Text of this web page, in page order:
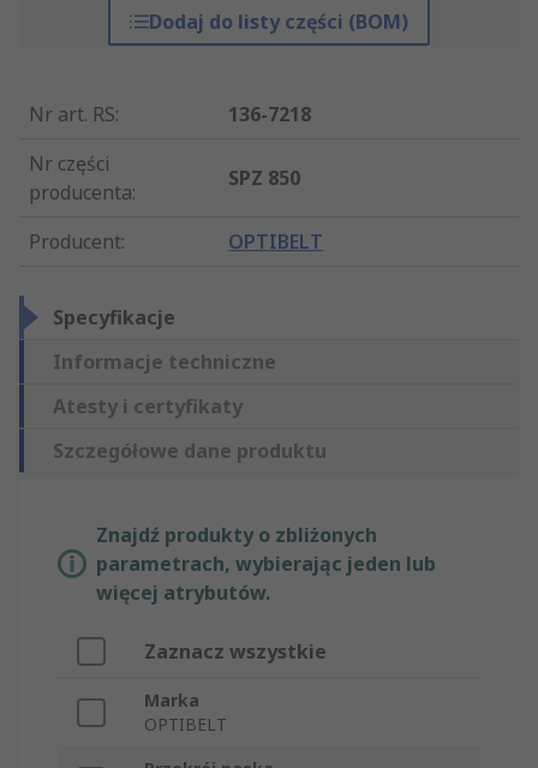
Dodaj do listy części (BOM)
Nr art. RS:
136-7218
Nr części
producenta:
SPZ 850
Producent: OPTIBELT
Specyfikacje
Informacje techniczne
Atesty i certyfikaty
Szczegółowe dane produktu
Znajdź produkty o zbliżonych
parametrach, wybierając jeden lub
więcej atrybutów.
Zaznacz wszystkie
Marka
OPTIBELT